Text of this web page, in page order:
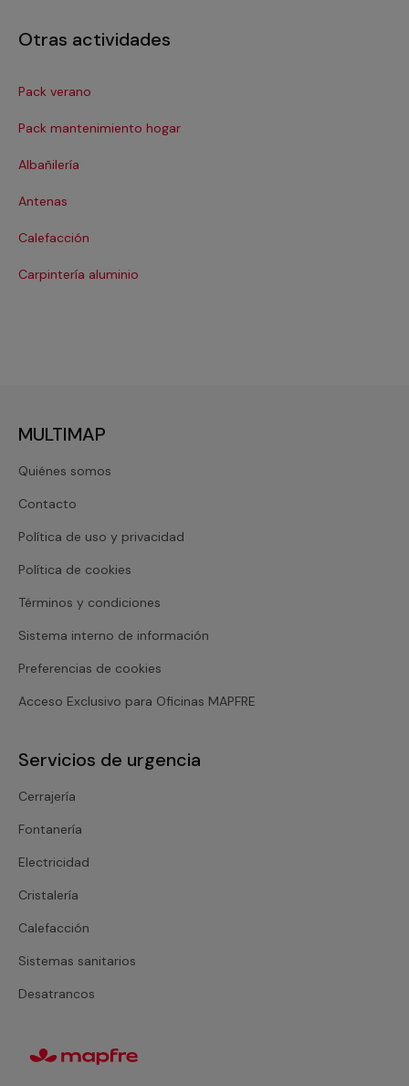
Otras actividades
Pack verano
Pack mantenimiento hogar
Albañilería
Antenas
Calefacción
Carpintería aluminio
MULTIMAP
Quiénes somos
Contacto
Política de uso y privacidad
Política de cookies
Términos y condiciones
Sistema interno de información
Preferencias de cookies
Acceso Exclusivo para Oficinas MAPFRE
Servicios de urgencia
Cerrajería
Fontanería
Electricidad
Cristalería
Calefacción
Sistemas sanitarios
Desatrancos